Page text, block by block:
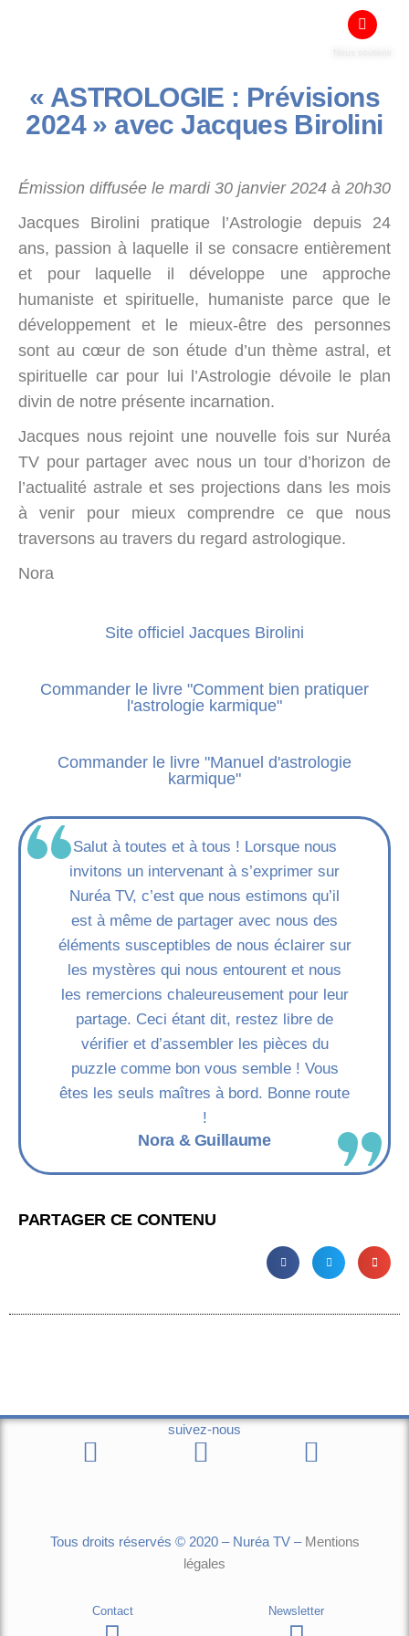
« ASTROLOGIE : Prévisions
2024 » avec Jacques Birolini
Émission diffusée le mardi 30 janvier 2024 à 20h30
Jacques Birolini pratique l’Astrologie depuis 24
ans, passion à laquelle il se consacre entièrement
et pour laquelle il développe une approche
humaniste et spirituelle, humaniste parce que le
développement et le mieux-être des personnes
sont au cœur de son étude d’un thème astral, et
spirituelle car pour lui l’Astrologie dévoile le plan
divin de notre présente incarnation.
Jacques nous rejoint une nouvelle fois sur Nuréa
TV pour partager avec nous un tour d’horizon de
l’actualité astrale et ses projections dans les mois
à venir pour mieux comprendre ce que nous
traversons au travers du regard astrologique.
Nora
Site officiel Jacques Birolini
Commander le livre "Comment bien pratiquer
l'astrologie karmique"
Commander le livre "Manuel d'astrologie
karmique"
Salut à toutes et à tous ! Lorsque nous
invitons un intervenant à s’exprimer sur
Nuréa TV, c’est que nous estimons qu’il
est à même de partager avec nous des
éléments susceptibles de nous éclairer sur
les mystères qui nous entourent et nous
les remercions chaleureusement pour leur
partage. Ceci étant dit, restez libre de
vérifier et d’assembler les pièces du
puzzle comme bon vous semble ! Vous
êtes les seuls maîtres à bord. Bonne route
!
Nora & Guillaume
PARTAGER CE CONTENU
suivez-nous
Tous droits réservés © 2020 – Nuréa TV – Mentions
légales
Contact Newsletter